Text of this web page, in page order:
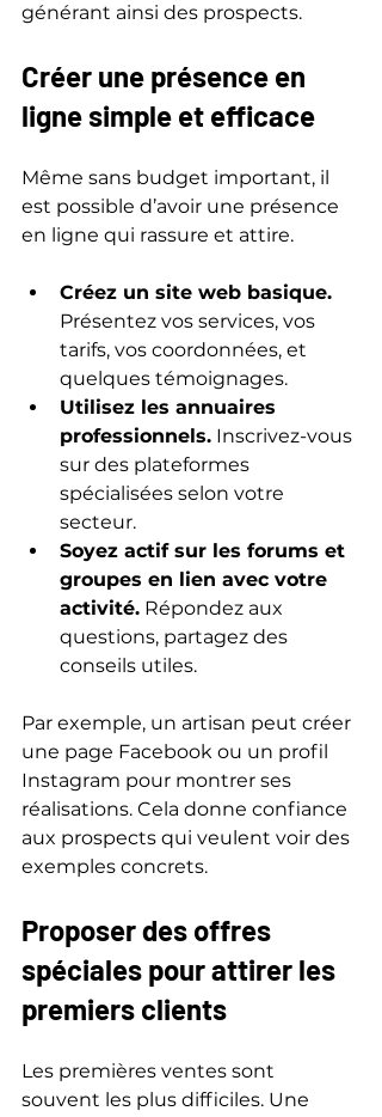
générant ainsi des prospects.
Créer une présence en
ligne simple et efficace
Même sans budget important, il
est possible d’avoir une présence
en ligne qui rassure et attire.
Créez un site web basique.
Présentez vos services, vos
tarifs, vos coordonnées, et
quelques témoignages.
Utilisez les annuaires
professionnels. Inscrivez-vous
sur des plateformes
spécialisées selon votre
secteur.
Soyez actif sur les forums et
groupes en lien avec votre
activité. Répondez aux
questions, partagez des
conseils utiles.
Par exemple, un artisan peut créer
une page Facebook ou un profil
Instagram pour montrer ses
réalisations. Cela donne confiance
aux prospects qui veulent voir des
exemples concrets.
Proposer des offres
spéciales pour attirer les
premiers clients
Les premières ventes sont
souvent les plus difficiles. Une